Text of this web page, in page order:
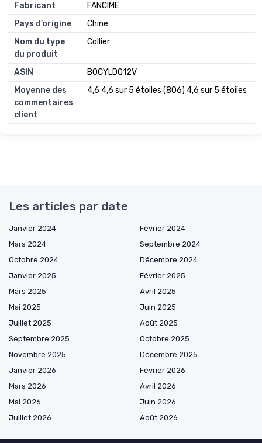
Fabricant
FANCIME
Pays d’origine
Chine
Nom du type
du produit
Collier
ASIN
B0CYLDQ12V
Moyenne des
commentaires
client
4,6 4,6 sur 5 étoiles (806) 4,6 sur 5 étoiles
Les articles par date
Janvier 2024
Février 2024
Mars 2024
Septembre 2024
Octobre 2024
Décembre 2024
Janvier 2025
Février 2025
Mars 2025
Avril 2025
Mai 2025
Juin 2025
Juillet 2025
Août 2025
Septembre 2025
Octobre 2025
Novembre 2025
Décembre 2025
Janvier 2026
Février 2026
Mars 2026
Avril 2026
Mai 2026
Juin 2026
Juillet 2026
Août 2026